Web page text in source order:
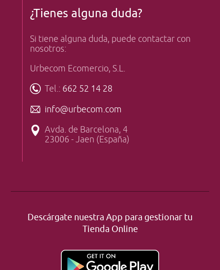
¿Tienes alguna duda?
Si tiene alguna duda, puede contactar con
nosotros:
Urbecom Ecomercio, S.L.
Tel.: 662 52 14 28
info@urbecom.com
Avda. de Barcelona, 4
23006 - Jaen (España)
Descárgate nuestra App para gestionar tu
Tienda Online